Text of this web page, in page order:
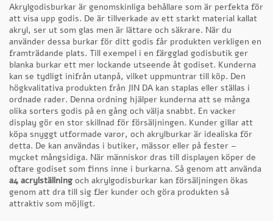
Akrylgodisburkar är genomskinliga behållare som är perfekta för
att visa upp godis. De är tillverkade av ett starkt material kallat
akryl, ser ut som glas men är lättare och säkrare. När du
använder dessa burkar för ditt godis får produkten verkligen en
framträdande plats. Till exempel i en färgglad godisbutik ger
blanka burkar ett mer lockande utseende åt godiset. Kunderna
kan se tydligt inifrån utanpå, vilket uppmuntrar till köp. Den
högkvalitativa produkten från JIN DA kan staplas eller ställas i
ordnade rader. Denna ordning hjälper kunderna att se många
olika sorters godis på en gång och välja snabbt. En vacker
display gör en stor skillnad för försäljningen. Kunder gillar att
köpa snyggt utformade varor, och akrylburkar är idealiska för
detta. De kan användas i butiker, mässor eller på fester –
mycket mångsidiga. När människor dras till displayen köper de
oftare godiset som finns inne i burkarna. Så genom att använda
a4 acrylställning och akrylgodisburkar kan försäljningen ökas
genom att dra till sig fler kunder och göra produkten så
attraktiv som möjligt.